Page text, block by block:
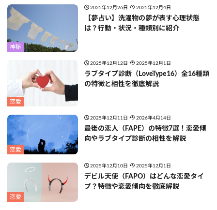
神秘
2025年12月26日 2025年12月4日
【夢占い】洗濯物の夢が表す心理状態
は？行動・状況・種類別に紹介
恋愛
2025年12月12日 2025年12月1日
ラブタイプ診断（LoveType16）全16種類
の特徴と相性を徹底解説
恋愛
2025年12月11日 2026年4月14日
最後の恋人（FAPE）の特徴7選！恋愛傾
向やラブタイプ診断の相性を解説
恋愛
2025年12月10日 2025年12月1日
デビル天使（FAPO）はどんな恋愛タイ
プ？特徴や恋愛傾向を徹底解説